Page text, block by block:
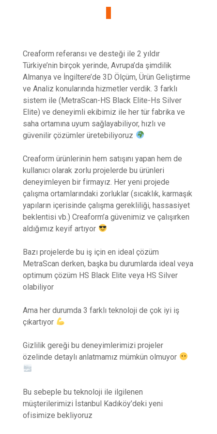
Creaform referansı ve desteği ile 2 yıldır
Türkiye’nin birçok yerinde, Avrupa’da şimdilik
Almanya ve İngiltere’de 3D Ölçüm, Ürün Geliştirme
ve Analiz konularında hizmetler verdik. 3 farklı
sistem ile (MetraScan-HS Black Elite-Hs Silver
Elite) ve deneyimli ekibimiz ile her tür fabrika ve
saha ortamına uyum sağlayabiliyor, hızlı ve
güvenilir çözümler üretebiliyoruz
Creaform ürünlerinin hem satışını yapan hem de
kullanıcı olarak zorlu projelerde bu ürünleri
deneyimleyen bir firmayız. Her yeni projede
çalışma ortamlarındaki zorluklar (sıcaklık, karmaşık
yapıların içerisinde çalışma gerekliliği, hassasiyet
beklentisi vb.) Creaform’a güvenimiz ve çalışırken
aldığımız keyif artıyor
Bazı projelerde bu iş için en ideal çözüm
MetraScan derken, başka bu durumlarda ideal veya
optimum çözüm HS Black Elite veya HS Silver
olabiliyor
Ama her durumda 3 farklı teknoloji de çok iyi iş
çıkartıyor
Gizlilik gereği bu deneyimlerimizi projeler
özelinde detaylı anlatmamız mümkün olmuyor
Bu sebeple bu teknoloji ile ilgilenen
müşterilerimizi İstanbul Kadıköy’deki yeni
ofisimize bekliyoruz